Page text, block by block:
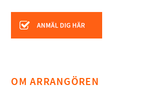
OM ARRANGÖREN